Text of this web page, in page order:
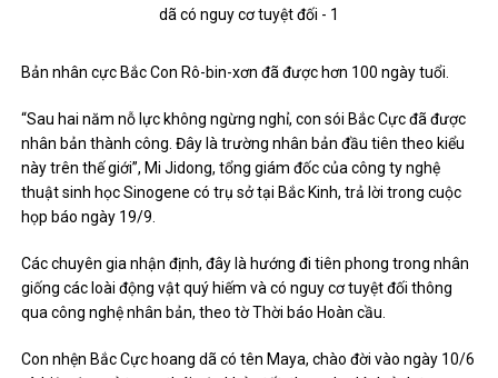
Bản nhân cực Bắc Con Rô-bin-xơn đã được hơn 100 ngày tuổi.
“Sau hai năm nỗ lực không ngừng nghỉ, con sói Bắc Cực đã được
nhân bản thành công. Đây là trường nhân bản đầu tiên theo kiểu
này trên thế giới”, Mi Jidong, tổng giám đốc của công ty nghệ
thuật sinh học Sinogene có trụ sở tại Bắc Kinh, trả lời trong cuộc
họp báo ngày 19/9.
Các chuyên gia nhận định, đây là hướng đi tiên phong trong nhân
giống các loài động vật quý hiếm và có nguy cơ tuyệt đối thông
qua công nghệ nhân bản, theo tờ Thời báo Hoàn cầu.
Con nhện Bắc Cực hoang dã có tên Maya, chào đời vào ngày 10/6